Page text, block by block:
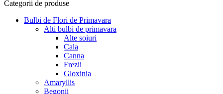
Categorii de produse
Bulbi de Flori de Primavara
Alti bulbi de primavara
Alte soiuri
Cala
Canna
Frezii
Gloxinia
Amaryllis
Begonii